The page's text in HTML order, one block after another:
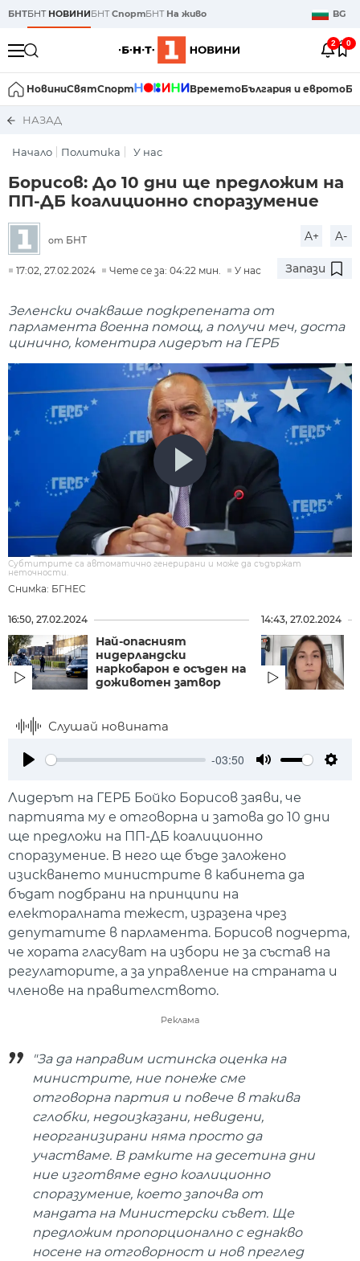
БНТБНТ НОВИНИБНТСпортБНТ На живо BG
2 0
НовиниСвятСпорт ВреметоБългария и еврото
НАЗАД
Начало Политика У нас
Борисов: До 10 дни ще предложим на
ПП-ДБ коалиционно споразумение
от БНТ A+ A-
17:02, 27.02.2024 Чете се за: 04:22 мин. У нас Запази
Зеленски очакваше подкрепената от
парламента военна помощ, а получи меч, доста
цинично, коментира лидерът на ГЕРБ
Снимка: БГНЕС
Субтитрите са автоматично генерирани и може да съдържат
неточности.
16:50, 27.02.2024
Най-опасният
нидерландски
наркобарон е осъден на
доживотен затвор
14:43, 27.02.2024
Слушай новината
-03:50
Лидерът на ГЕРБ Бойко Борисов заяви, че
партията му е отговорна и затова до 10 дни
ще предложи на ПП-ДБ коалиционно
споразумение. В него ще бъде заложено
изискването министрите в кабинета да
бъдат подбрани на принципи на
електоралната тежест, изразена чрез
депутатите в парламента. Борисов подчерта,
че хората гласуват на избори не за състав на
регулаторите, а за управление на страната и
членове на правителството.
Реклама
"За да направим истинска оценка на
министрите, ние понеже сме
отговорна партия и повече в такива
сглобки, недоизказани, невидени,
неорганизирани няма просто да
участваме. В рамките на десетина дни
ние изготвяме едно коалиционно
споразумение, което започва от
мандата на Министерски съвет. Ще
предложим пропорционално с еднакво
носене на отговорност и нов преглед